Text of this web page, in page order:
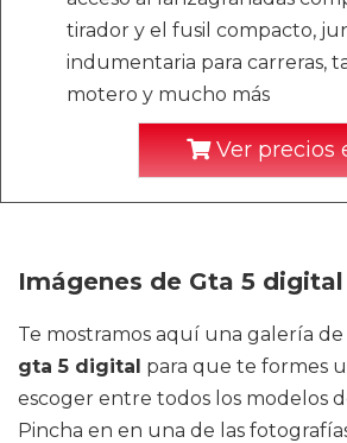
tirador y el fusil compacto,
indumentaria para carreras,
motero y mucho más
Ver precios
Imágenes de Gta 5 digital
Te mostramos aquí una galería
gta 5 digital para que te formes
escoger entre todos los modelos
Pincha en en una de las